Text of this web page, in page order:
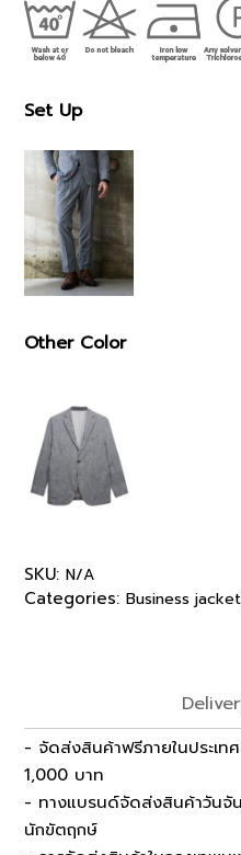
Set Up
Other Color
SKU: N/A
Categories: Business jacket
- จัดส่งสินค้าฟรีภายในประเ
1,000 บาท
- ทางแบรนด์จัดส่งสินค้าวันจั
นักขัตฤกษ์